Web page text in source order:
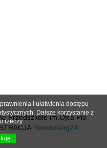
Przedszkole im.Ojca Pio
Networking24
i ułatwienia dostępu
Dalsze korzystanie z
rzeczy.